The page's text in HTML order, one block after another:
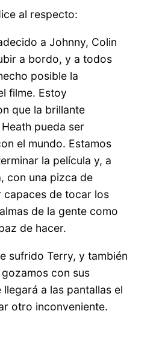
al respecto:
a Johnny, Colin
a bordo, y a todos
posible la
filme. Estoy
que la brillante
pueda ser
el mundo. Estamos
la película y, a
con una pizca de
capaces de tocar los
de la gente como
de hacer.
sufrido Terry, y también
con sus
llegará a las pantallas el
otro inconveniente.